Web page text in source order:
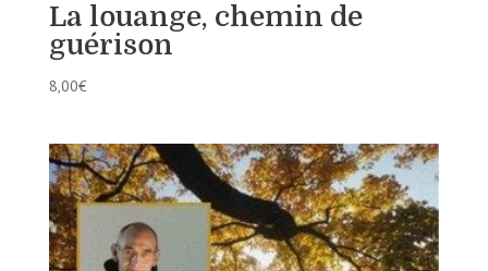
La louange, chemin de
guérison
8,00€